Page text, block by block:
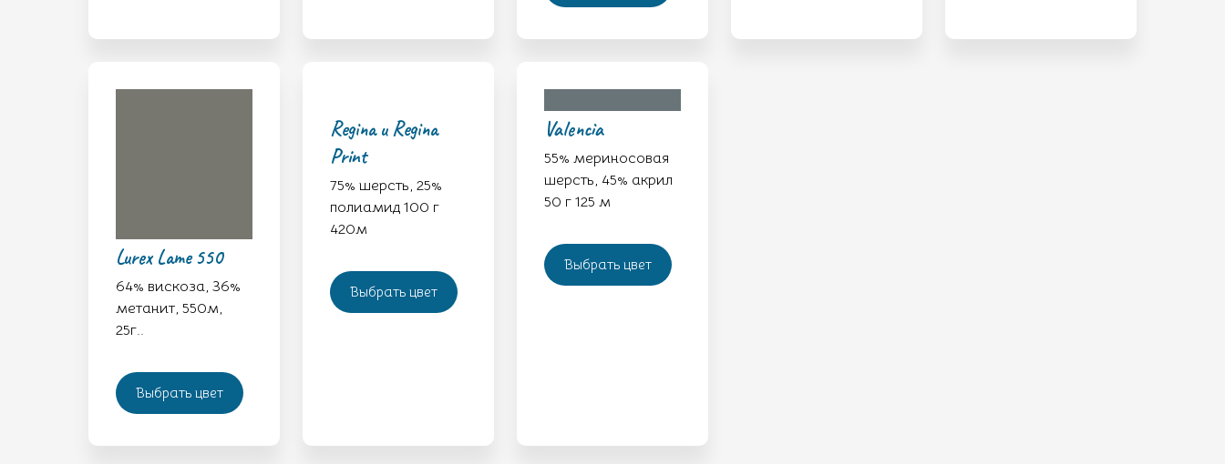
Lurex Lame 550
64% вискоза, 36%
метанит, 550м,
25г..
Выбрать цвет
Regina и Regina
Print
75% шерсть, 25%
полиамид 100 г
420м
Выбрать цвет
Valencia
55% мериносовая
шерсть, 45% акрил
50 г 125 м
Выбрать цвет